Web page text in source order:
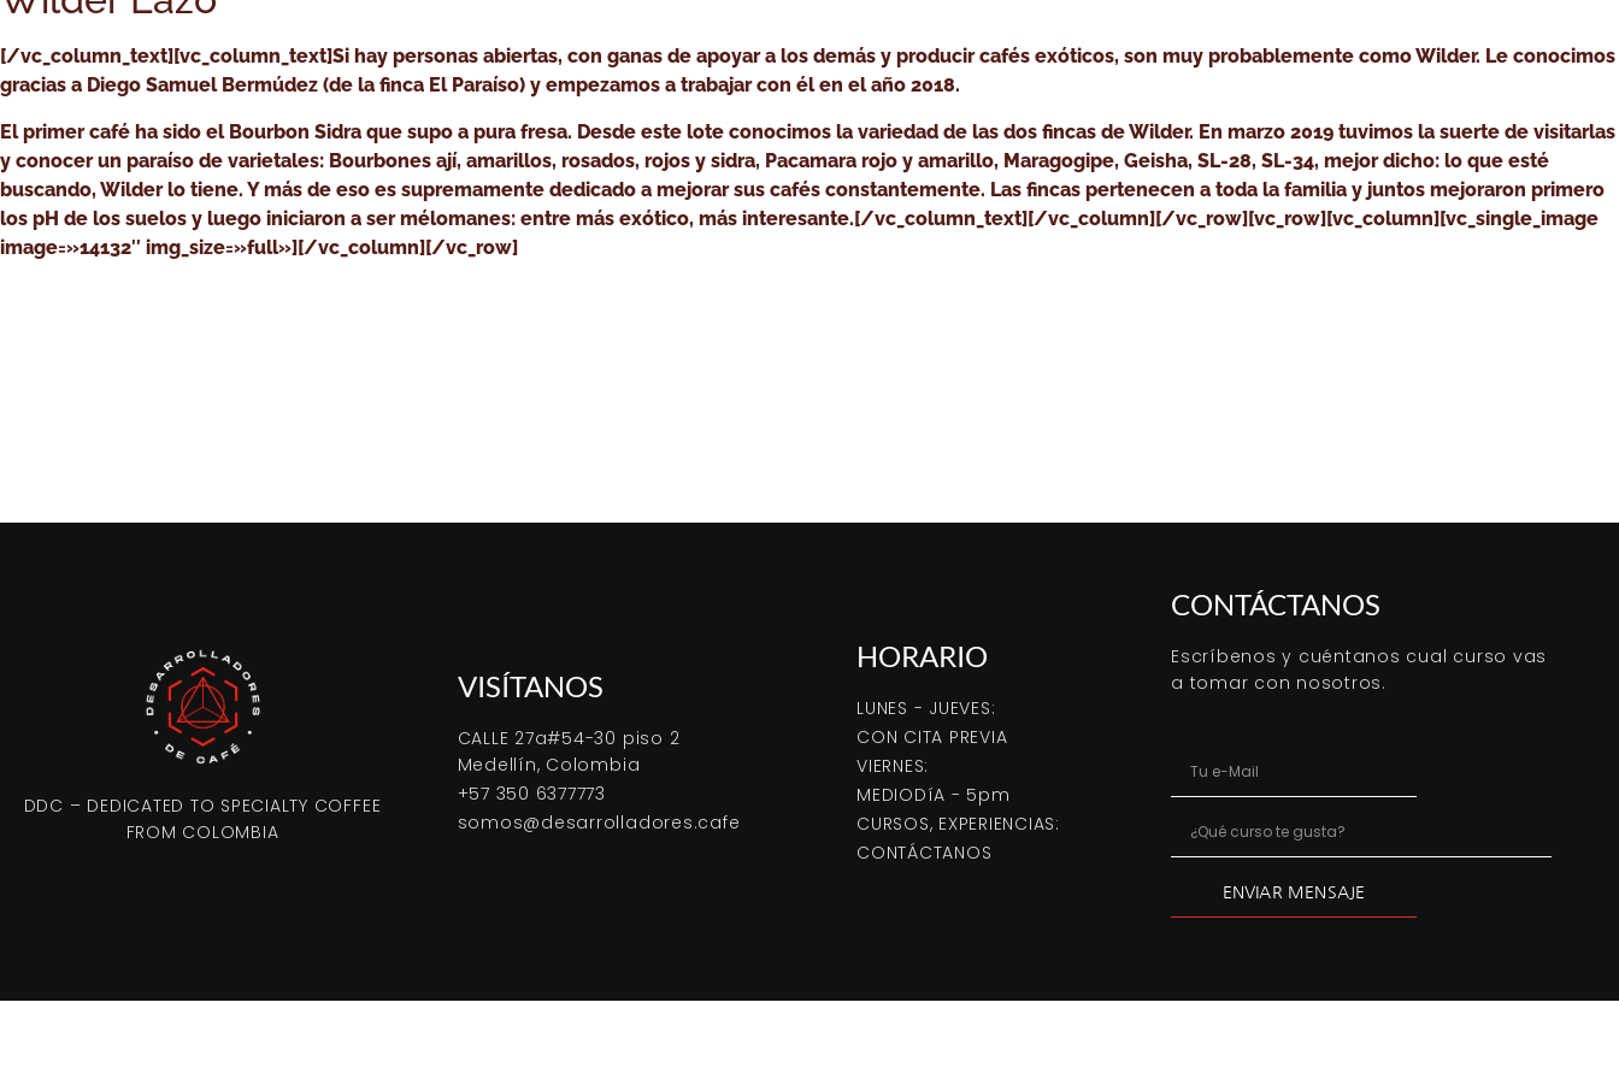
[/vc_column_text][vc_column_text]Si hay personas abiertas, con ganas de apoyar a los demás y producir cafés exóticos, son muy probablemente como Wilder. Le conocimos
gracias a Diego Samuel Bermúdez (de la finca El Paraíso) y empezamos a trabajar con él en el año 2018.
El primer café ha sido el Bourbon Sidra que supo a pura fresa. Desde este lote conocimos la variedad de las dos fincas de Wilder. En marzo 2019 tuvimos la suerte de visitarlas
y conocer un paraíso de varietales: Bourbones ají, amarillos, rosados, rojos y sidra, Pacamara rojo y amarillo, Maragogipe, Geisha, SL-28, SL-34, mejor dicho: lo que esté
buscando, Wilder lo tiene. Y más de eso es supremamente dedicado a mejorar sus cafés constantemente. Las fincas pertenecen a toda la familia y juntos mejoraron primero
los pH de los suelos y luego iniciaron a ser mélomanes: entre más exótico, más interesante.[/vc_column_text][/vc_column][/vc_row][vc_row][vc_column][vc_single_image
image=»14132″ img_size=»full»][/vc_column][/vc_row]
DDC – DEDICATED TO SPECIALTY COFFEE
FROM COLOMBIA
VISÍTANOS
CALLE 27a#54-30 piso 2
Medellín, Colombia
+57 350 6377773
somos@desarrolladores.cafe
HORARIO
LUNES - JUEVES:
CON CITA PREVIA
VIERNES:
MEDIODíA - 5pm
CURSOS, EXPERIENCIAS:
CONTÁCTANOS
CONTÁCTANOS
Escríbenos y cuéntanos cual curso vas
a tomar con nosotros.
ENVIAR MENSAJE